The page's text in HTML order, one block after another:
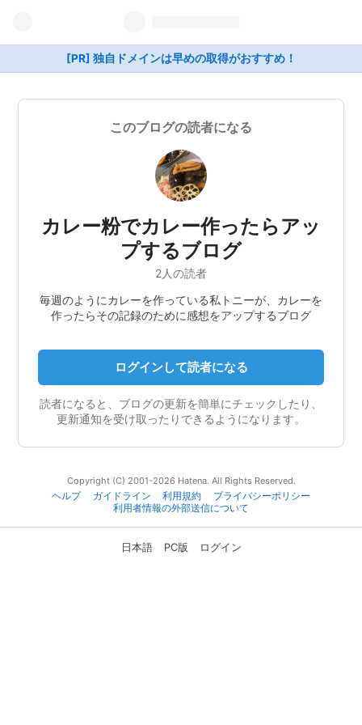
[PR] 独自ドメインは早めの取得がおすすめ！
このブログの読者になる
カレー粉でカレー作ったらアッ
プするブログ
2人の読者
毎週のようにカレーを作っている私トニーが、カレーを
作ったらその記録のために感想をアップするブログ
ログインして読者になる
読者になると、ブログの更新を簡単にチェックしたり、
更新通知を受け取ったりできるようになります。
Copyright (C) 2001-2026 Hatena. All Rights Reserved.
ヘルプ
ガイドライン 利用規約
プライバシーポリシー
利用者情報の外部送信について
日本語 PC版 ログイン